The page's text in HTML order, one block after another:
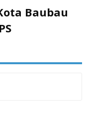
Baubau